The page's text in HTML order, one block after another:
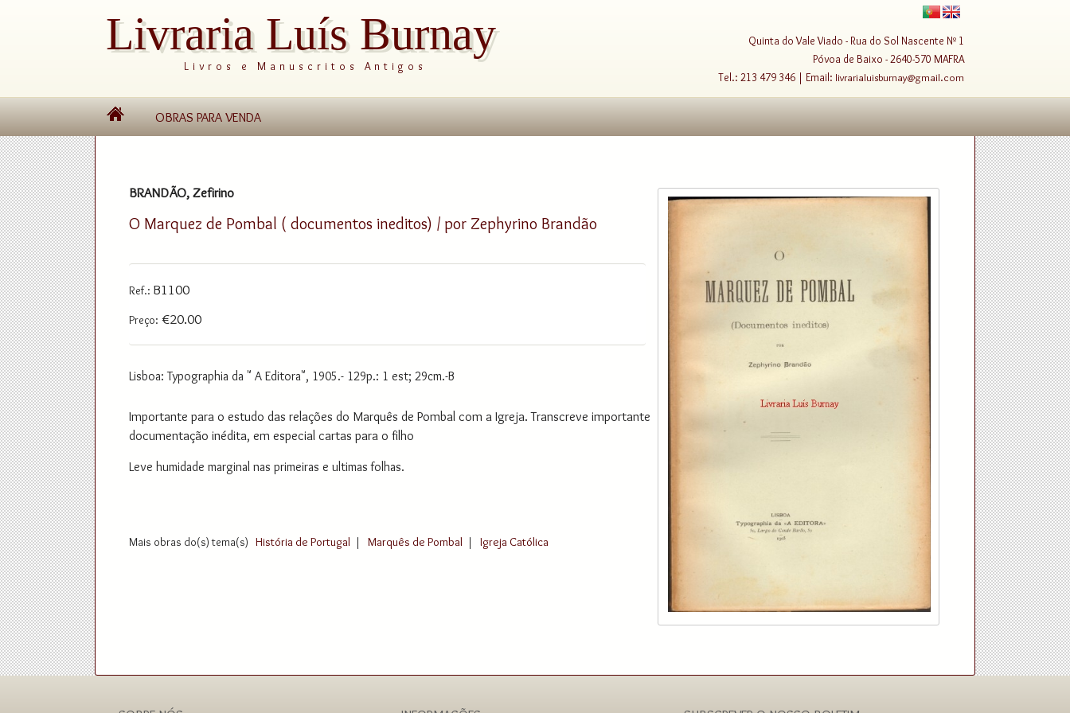
Livraria Luís Burnay
Livros e Manuscritos Antigos
Quinta do Vale Viado - Rua do Sol Nascente Nº 1
Póvoa de Baixo - 2640-570 MAFRA
Tel.: 213 479 346 | Email: livrarialuisburnay@gmail.com
OBRAS PARA VENDA
BRANDÃO, Zefirino
O Marquez de Pombal ( documentos ineditos) / por Zephyrino Brandão
Ref.: B1100
Preço: €20.00
Lisboa: Typographia da " A Editora", 1905.- 129p.: 1 est; 29cm.-B
Importante para o estudo das relações do Marquês de Pombal com a Igreja. Transcreve importante
documentação inédita, em especial cartas para o filho
Leve humidade marginal nas primeiras e ultimas folhas.
Mais obras do(s) tema(s) História de Portugal | Marquês de Pombal | Igreja Católica